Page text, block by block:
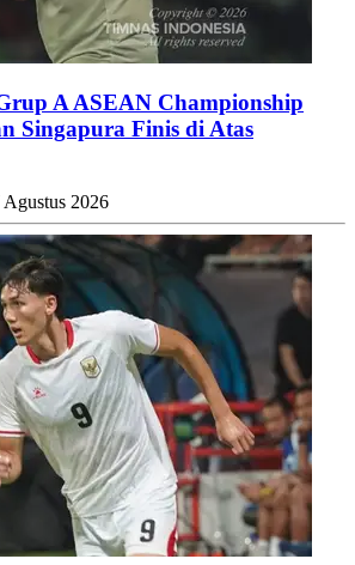
•Editor:Editor
#argentina#messi #lamine yanal#fifa
#piala dunia#world cup
/ X Facebook
Telegram